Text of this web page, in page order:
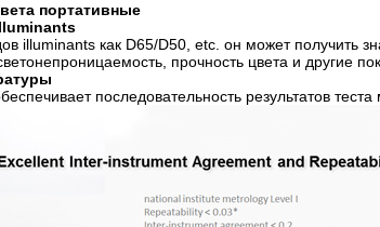
портативные
illuminants как D65/D50, etc. он может получить
прочность цвета и другие
последовательность результатов